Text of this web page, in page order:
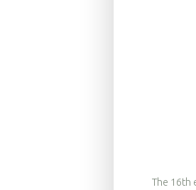
The 16th